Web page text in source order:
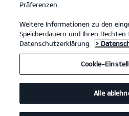
2. Wie erfassen wir Ihre Daten?
3. Probefahrt
4. Gewinnspiele
5. Kategorien von
6. Einsatz von Social-Media-
7. Einbindung von Diensten
Präferenzen.
Weitere Informationen zu den
Speicherdauern und Ihren
Datenschutzerklärung.
>
Cookie-
Alle